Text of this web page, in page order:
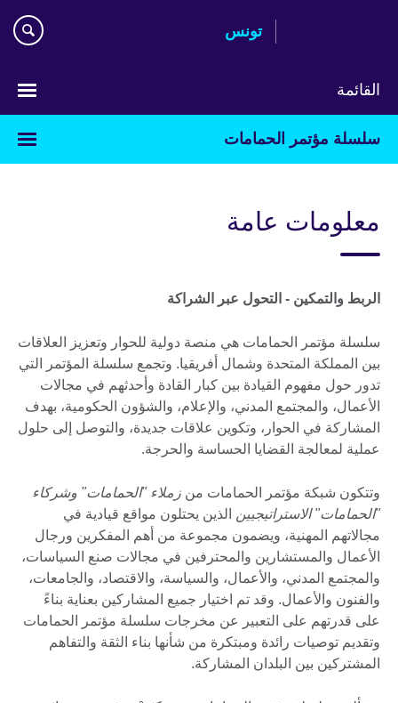
تونس
القائمة
your
language
سلسلة مؤتمر الحمامات
معلومات عامة
الربط والتمكين - التحول عبر الشراكة
سلسلة مؤتمر الحمامات هي منصة دولية للحوار وتعزيز العلاقات
بين المملكة المتحدة وشمال أفريقيا. وتجمع سلسلة المؤتمر التي
تدور حول مفهوم القيادة بين كبار القادة وأحدثهم في مجالات
الأعمال، والمجتمع المدني، والإعلام، والشؤون الحكومية، بهدف
المشاركة في الحوار، وتكوين علاقات جديدة، والتوصل إلى حلول
عملية لمعالجة القضايا الحساسة والحرجة.
وتتكون شبكة مؤتمر الحمامات من زملاء "الحمامات" وشركاء
"الحمامات" الاستراتيجيين الذين يحتلون مواقع قيادية في
مجالاتهم المهنية، ويضمون مجموعة من أهم المفكرين ورجال
الأعمال والمستشارين والمحترفين في مجالات صنع السياسات،
والمجتمع المدني، والأعمال، والسياسة، والاقتصاد، والجامعات،
والفنون والأعمال. وقد تم اختيار جميع المشاركين بعناية بناءً
على قدرتهم على التعبير عن مخرجات سلسلة مؤتمر الحمامات
وتقديم توصيات رائدة ومبتكرة من شأنها بناء الثقة والتفاهم
المشتركين بين البلدان المشاركة.